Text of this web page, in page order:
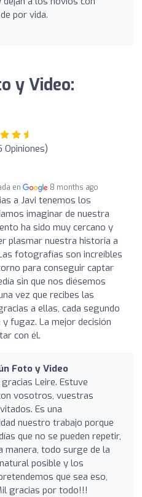
por vida.
y Video:
en 8 months ago
a Javi tenemos los
imaginar de nuestra
ha sido muy cercano y
plasmar nuestra historia a
fotografías son increíbles
para conseguir captar
sin que nos diésemos
vez que recibes las
a ellas, cada segundo
fugaz. La mejor decisión
con él.
Foto y Video
Leire. Estuve
vosotros, vuestras
Es una
nuestro trabajo porque
que no se pueden repetir,
manera, todo surge de la
posible y los
que sea eso,
gracias por todo!!!